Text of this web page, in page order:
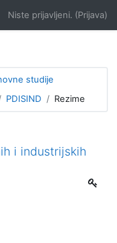
Niste prijavljeni. (Prijava)
studije
PDISIND Rezime
i industrijskih